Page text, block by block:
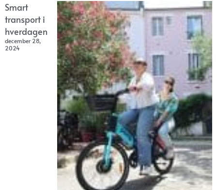
Smart
transport i
hverdagen
december 28,
2024